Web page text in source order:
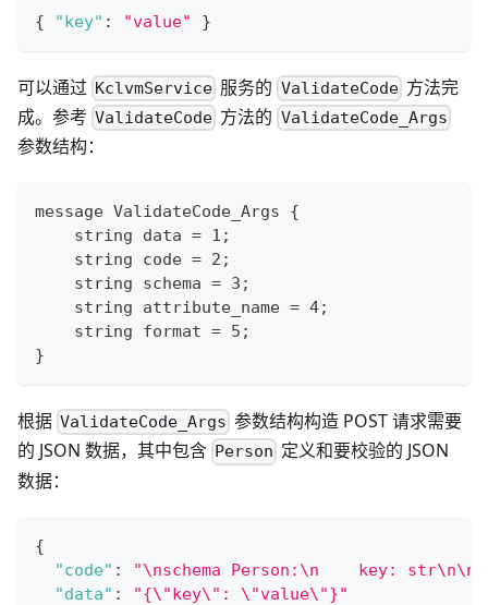
{ "key" : "value" }
可以通过 KclvmService 服务的 ValidateCode方法完
成。参考 ValidateCode 方法的 ValidateCode_Args
参数结构：
message ValidateCode_Args {
    string data = 1;
    string code = 2;
    string schema = 3;
    string attribute_name = 4;
    string format = 5;
}
根据 ValidateCode_Args 参数结构构造 POST 请求需要
的 JSON 数据，其中包含 Person 定义和要校验的 JSON
数据：
{
"code" :
"\nschema Person:\n    key:
"data" :
"{\"key\": \"value\"}"